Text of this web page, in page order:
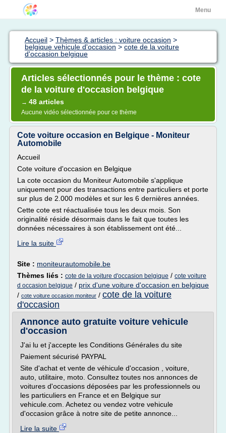
Menu
Accueil > Thèmes & articles : voiture occasion >
belgique vehicule d'occasion > cote de la voiture
d'occasion belgique
Articles sélectionnés pour le thème : cote
de la voiture d'occasion belgique
→ 48 articles
Aucune vidéo sélectionnée pour ce thème
Cote voiture occasion en Belgique - Moniteur
Automobile
Accueil
Cote voiture d'occasion en Belgique
La cote occasion du Moniteur Automobile s'applique
uniquement pour des transactions entre particuliers et porte
sur plus de 2.000 modèles et sur les 6 dernières années.
Cette cote est réactualisée tous les deux mois. Son
originalité réside désormais dans le fait que toutes les
données nécessaires à son établissement ont été...
Lire la suite
Site : moniteurautomobile.be
Thèmes liés : cote de la voiture d'occasion belgique / cote voiture
d occasion belgique / prix d'une voiture d'occasion en belgique
/ cote voiture occasion moniteur / cote de la voiture
d'occasion
Annonce auto gratuite voiture vehicule
d'occasion
J'ai lu et j'accepte les Conditions Générales du site
Paiement sécurisé PAYPAL
Site d'achat et vente de véhicule d'occasion , voiture,
auto, utilitaire, moto. Consultez toutes nos annonces de
voitures d'occasions déposées par les professionnels ou
les particuliers en France et en Belgique sur
vehicule.com. Achetez ou vendez votre vehicule
d'occasion grâce à notre site de petite annonce...
Lire la suite